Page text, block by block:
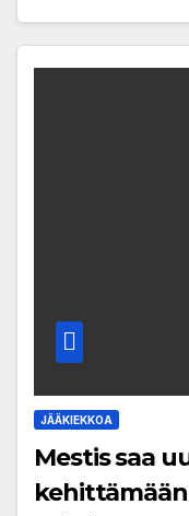
JÄÄKIEKKOA
Mestis saa